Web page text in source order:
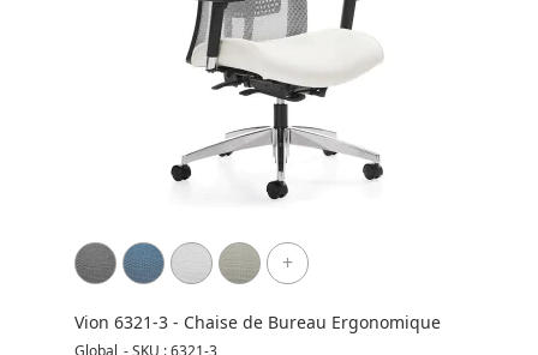
+
Vion 6321-3 - Chaise de Bureau Ergonomique
Global -SKU : 6321-3